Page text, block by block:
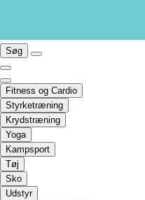
Søg
Fitness og Cardio
Styrketræning
Krydstræning
Yoga
Kampsport
Tøj
Sko
Udstyr